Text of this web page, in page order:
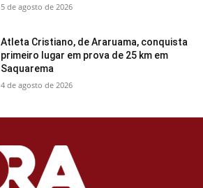
5 de agosto de 2026
Atleta Cristiano, de Araruama, conquista
primeiro lugar em prova de 25 km em
Saquarema
4 de agosto de 2026